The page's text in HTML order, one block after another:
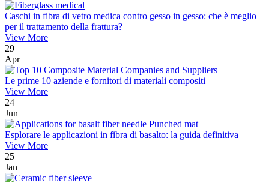
Caschi in fibra di vetro medica contro gesso in gesso: che è meglio
per il trattamento della frattura?
View More
29
Apr
Le prime 10 aziende e fornitori di materiali compositi
View More
24
Jun
Esplorare le applicazioni in fibra di basalto: la guida definitiva
View More
25
Jan